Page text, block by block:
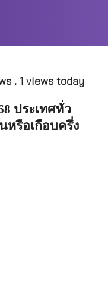
, 1 views today
ประเทศทั่ว
หรือเกือบครึ่ง